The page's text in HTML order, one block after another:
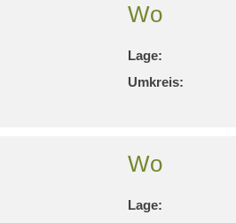
Wo
Lage:
Umkreis:
Wo
Lage: